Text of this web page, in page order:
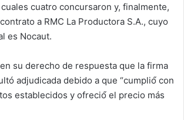
cuatro concursaron y, finalmente,
a RMC La Productora S.A., cuyo
es Nocaut.
su derecho de respuesta que la firma
adjudicada debido a que “cumplió́ con
establecidos y ofreció́ el precio más